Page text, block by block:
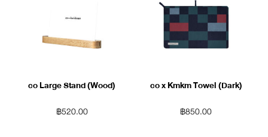
co Large Stand (Wood)
฿520.00
co x Kmkm Towel (Dark)
฿850.00